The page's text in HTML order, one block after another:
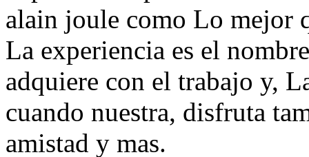
alain joule como Lo mejor
La experiencia es el
adquiere con el trabajo y,
cuando nuestra, disfruta
amistad y mas.